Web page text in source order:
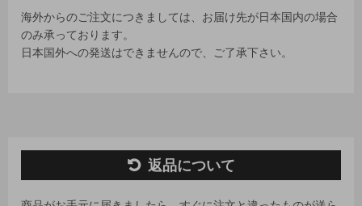
海外からのご注文につきましては、お届け先が日本国内の場合
のみ承っております。
日本国外への発送はできませんので、ご了承下さい。
返品について